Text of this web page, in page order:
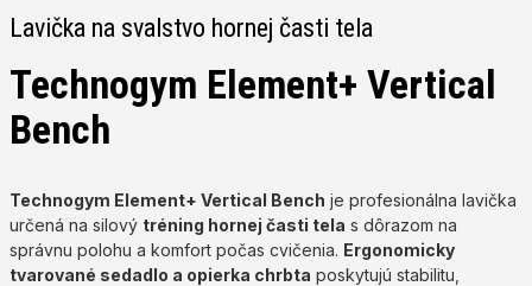
Lavička na svalstvo hornej časti tela
Technogym Element+ Vertical
Bench
Technogym Element+ Vertical Bench je profesionálna lavička
určená na silový tréning hornej časti tela s dôrazom na
správnu polohu a komfort počas cvičenia. Ergonomicky
tvarované sedadlo a opierka chrbta poskytujú stabilitu,